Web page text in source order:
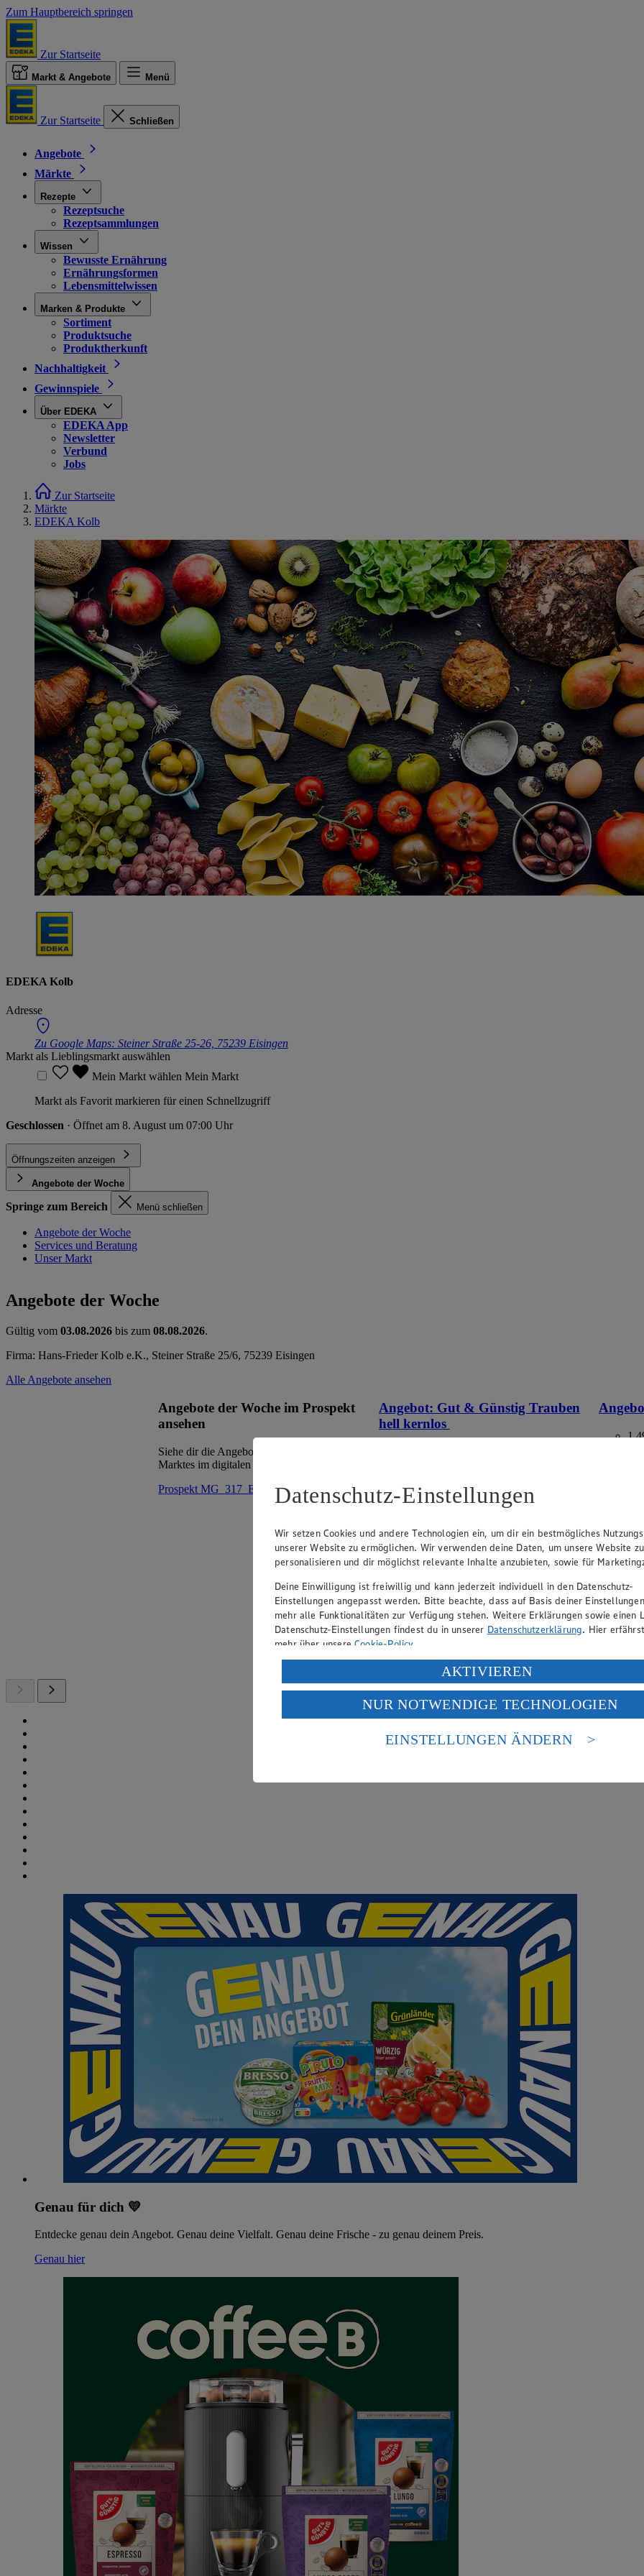
Zum Hauptbereich springen
Zur Startseite
Markt & Angebote Menü
Zur Startseite Schließen
Angebote
Märkte
Rezepte
Rezeptsuche
Rezeptsammlungen
Wissen
Bewusste Ernährung
Ernährungsformen
Lebensmittelwissen
Marken & Produkte
Sortiment
Produktsuche
Produktherkunft
Nachhaltigkeit
Gewinnspiele
Über EDEKA
EDEKA App
Newsletter
Verbund
Jobs
Zur Startseite
Märkte
EDEKA Kolb
EDEKA Kolb
Adresse
Zu Google Maps: Steiner Straße 25-26, 75239 Eisingen
Markt als Lieblingsmarkt auswählen
Mein Markt wählen Mein Markt
Markt als Favorit markieren für einen Schnellzugriff
Geschlossen · Öffnet am 8. August um 07:00 Uhr
Öffnungszeiten anzeigen
Angebote der Woche
Springe zum Bereich Menü schließen
Angebote der Woche
Services und Beratung
Unser Markt
Angebote der Woche
Gültig vom 03.08.2026 bis zum 08.08.2026.
Firma: Hans-Frieder Kolb e.K., Steiner Straße 25/6, 75239 Eisingen
Alle Angebote ansehen
Angebote der Woche im Prospekt
ansehen
Siehe dir die Angebote der Woche deines
Marktes im digitalen Blätterkatalog an.
Prospekt MG_317_ED im Browser
Ansehen
Angebot: Gut & Günstig Trauben
hell kernlos
aus Spanien oder Italien, Klasse I, 500 g, (1
kg = 2,98)
versch.
Genau für dich 💛
Entdecke genau dein Angebot. Genau deine Vielfalt. Genau deine Frische - zu genau deinem Preis.
Genau hier
Datenschutz-Einstellungen
Wir setzen Cookies und andere Technologien ein, um dir ein bestmögliches
unserer Website zu ermöglichen. Wir verwenden deine Daten, um unsere Website zu
personalisieren und dir möglichst relevante Inhalte anzubieten, sowie für
Deine Einwilligung ist freiwillig und kann jederzeit individuell in den Datenschutz-
Einstellungen angepasst werden. Bitte beachte, dass auf Basis deiner
mehr alle Funktionalitäten zur Verfügung stehen. Weitere Erklärungen sowie einen
Datenschutz-Einstellungen findest du in unserer Datenschutzerklärung. Hier
mehr über unsereCookie-Policy.
Verarbeitung deiner personenbezogenen Daten in den USA durch Facebook und
Wenn du auf „Aktivieren“ klickst, willigst du im Sinne des Art. 49 Abs. 1 Satz 1 lit.
ein, dass deine Daten in den USA verarbeitet werden. Der EuGH sieht die USA als
einem nach europäischen Standards nicht angemessenen Datenschutzniveau an. Es
Risiko eines Zugriffs durch US-amerikanische Behörden.
AKTIVIEREN
NUR NOTWENDIGE TECHNOLOGIEN
EINSTELLUNGEN ÄNDERN